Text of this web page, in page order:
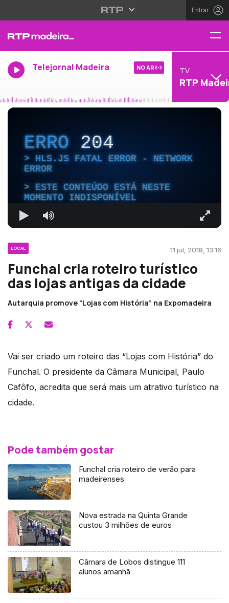
Entrar
Telejornal Madeira NO AR TV
RTP
ERRO204
HLS.JS FATAL ERROR - NETWORK
ERROR
ESTE CONTEÚDO ESTÁ NESTE
MOMENTO INDISPONÍVEL
LOCAL 11 jul, 2018, 13:16
Funchal cria roteiro turístico
das lojas antigas da cidade
Autarquia promove “Lojas com História” na Expomadeira
Vai ser criado um roteiro das “Lojas com História” do
Funchal. O presidente da Câmara Municipal, Paulo
Cafôfo, acredita que será mais um atrativo turístico na
cidade.
Pode também gostar
Funchal cria roteiro de verão para
madeirenses
Nova estrada na Quinta Grande
custou 3 milhões de euros
Câmara de Lobos distingue 111
alunos amanhã